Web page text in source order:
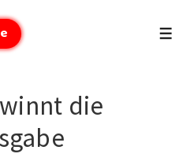
die